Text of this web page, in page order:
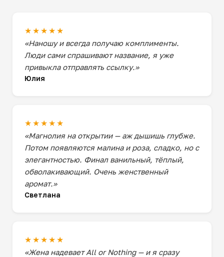
★★★★★
«Наношу и всегда получаю комплименты.
Люди сами спрашивают название, я уже
привыкла отправлять ссылку.»
Юлия
★★★★★
«Магнолия на открытии — аж дышишь глубже.
Потом появляются малина и роза, сладко, но с
элегантностью. Финал ванильный, тёплый,
обволакивающий. Очень женственный
аромат.»
Светлана
★★★★★
«Жена надевает All or Nothing — и я сразу